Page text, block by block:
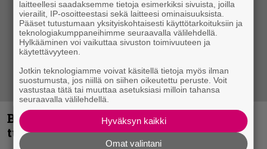
Blind Channel palaa rytinällä –
tuplasingle videoineen julki
laitteellesi saadaksemme tietoja esimerkiksi sivuista, joilla
vierailit, IP-osoitteestasi sekä laitteesi ominaisuuksista.
Pääset tutustumaan yksityiskohtaisesti käyttötarkoituksiin ja
teknologiakumppaneihimme seuraavalla välilehdellä.
Hylkääminen voi vaikuttaa sivuston toimivuuteen ja
käytettävyyteen.
Jotkin teknologiamme voivat käsitellä tietoja myös ilman
suostumusta, jos niillä on siihen oikeutettu peruste. Voit
vastustaa tätä tai muuttaa asetuksiasi milloin tahansa
seuraavalla välilehdellä.
Hyväksyn kaikki
Omat valintani